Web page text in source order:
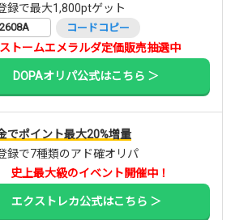
録で最大1,800ptゲット
コードコピー
ストームエメラルダ定価販売抽選中
DOPAオリパ公式はこちら ＞
でポイント最大20%増量
録で7種類のアド確オリパ
史上最大級のイベント開催中！
エクストレカ公式はこちら ＞